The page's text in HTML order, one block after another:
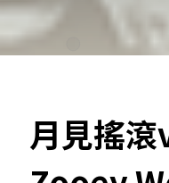
月見搖